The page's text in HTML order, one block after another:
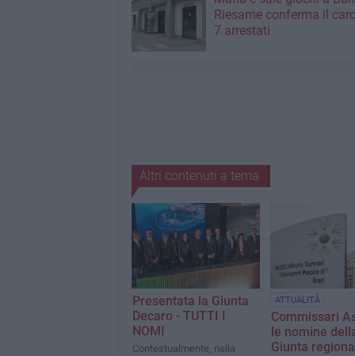
Riesame conferma il
7 arrestati
Altri contenuti a tema
Presentata la Giunta
Decaro - TUTTI I
NOMI
Contestualmente, nella
ATTUALITÀ
Commissari
le nomine
Giunta